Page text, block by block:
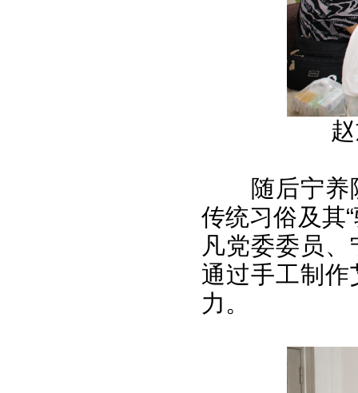
随后宁
传统习俗及其
凡党委委员
通过手工制
力。